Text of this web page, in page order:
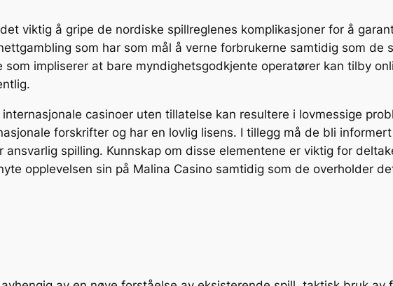
viktig å gripe de nordiske spillreglenes komplikasjoner for å
som har som mål å verne forbrukerne samtidig som de
impliserer at bare myndighetsgodkjente operatører kan tilby
casinoer uten tillatelse kan resultere i lovmessige
forskrifter og har en lovlig lisens. I tillegg må de bli
spilling. Kunnskap om disse elementene er viktig for
opplevelsen sin på Malina Casino samtidig som de overholder